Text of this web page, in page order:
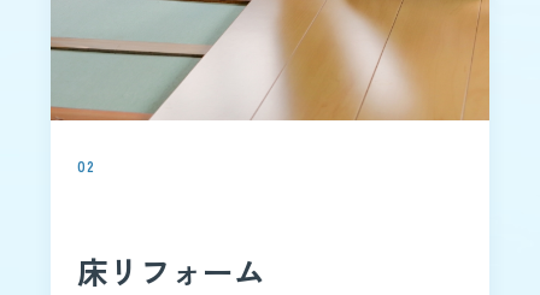
02
床リフォーム